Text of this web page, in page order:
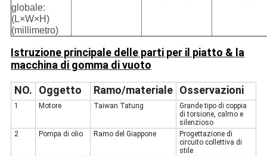
globale:
(L×W×H)
(millimetro)
Istruzione principale delle parti per il piatto & la
macchina di gomma di vuoto
NO.
Oggetto Ramo/materiale Osservazioni
1 Motore Taiwan Tatung
Grande tipo di coppia
di torsione, calmo e
silenzioso
2
Pompa di olio Ramo del Giappone
Progettazione di
circuito collettiva di
stile